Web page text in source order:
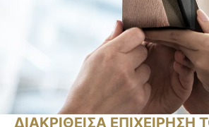
ΔΙΑΚΡΙΘΕΙΣΑ ΕΠΙΧΕΙΡΗΣΗ